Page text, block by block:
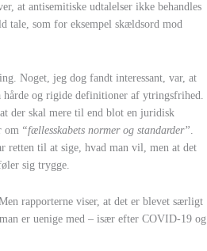
at antisemitiske udtalelser ikke behandles
tale, som for eksempel skældsord mod
Noget, jeg dog fandt interessant, var, at
og rigide definitioner af ytringsfrihed.
der skal mere til end blot en juridisk
om “fællesskabets normer og standarder”
retten til at sige, hvad man vil, men at det
sig trygge.
rapporterne viser, at det er blevet særligt
er uenige med – især efter COVID-19 og